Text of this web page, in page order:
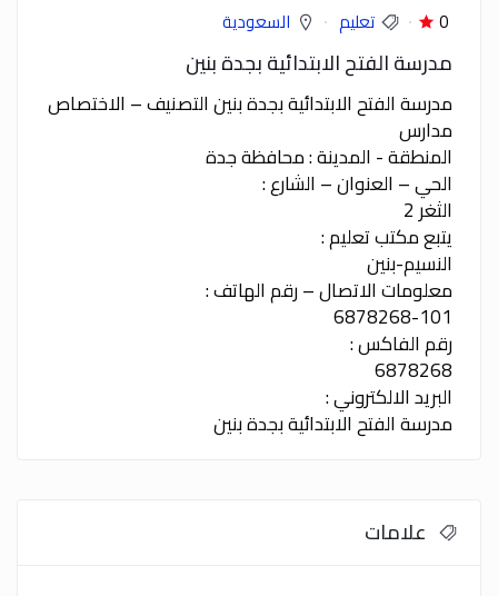
0 تعليم السعودية
مدرسة الفتح الابتدائية بجدة بنين
مدرسة الفتح الابتدائية بجدة بنين التصنيف – الاختصاص
مدارس
المنطقة - المدينة : محافظة جدة
الحي – العنوان – الشارع :
الثغر 2
يتبع مكتب تعليم :
النسيم-بنين
معلومات الاتصال – رقم الهاتف :
6878268-101
رقم الفاكس :
6878268
البريد الالكتروني :
مدرسة الفتح الابتدائية بجدة بنين
علامات